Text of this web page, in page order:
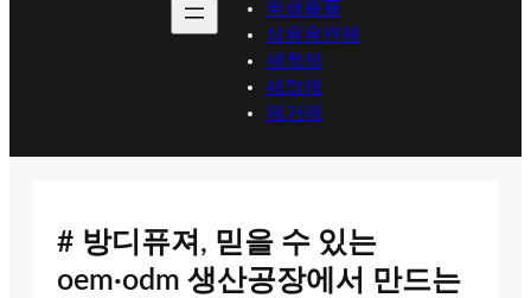
위생용품
섬유유연제
세척제
세정제
제거제
# 방디퓨져, 믿을 수 있는
oem·odm 생산공장에서 만드는